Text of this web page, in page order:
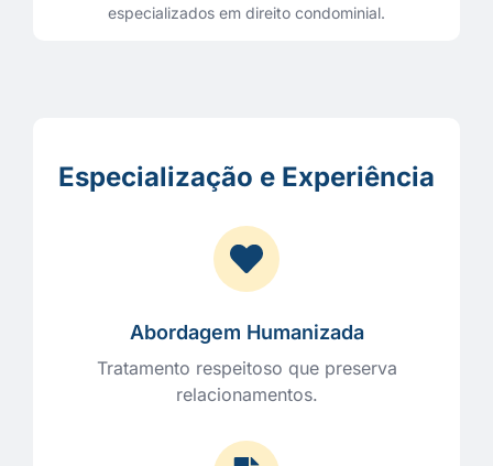
especializados em direito condominial.
Especialização e Experiência
Abordagem Humanizada
Tratamento respeitoso que preserva
relacionamentos.